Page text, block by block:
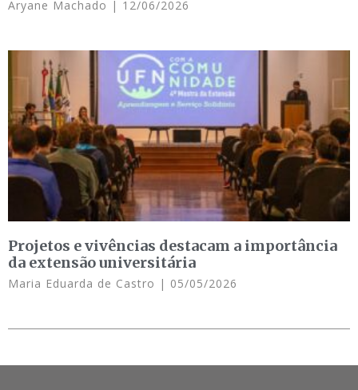
Aryane Machado 12/06/2026
Projetos e vivências destacam a importância
da extensão universitária
Maria Eduarda de Castro 05/05/2026